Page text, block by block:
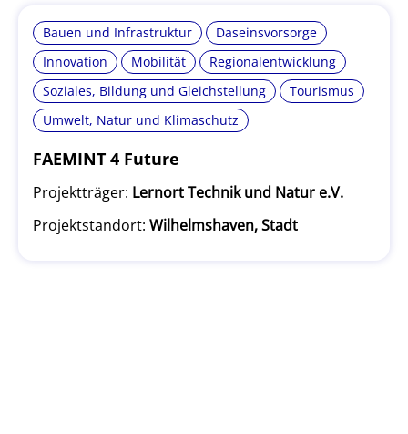
Bauen und Infrastruktur
Daseinsvorsorge
Innovation
Mobilität
Regionalentwicklung
Soziales, Bildung und Gleichstellung
Tourismus
Umwelt, Natur und Klimaschutz
FAEMINT 4 Future
Projektträger: Lernort Technik und Natur e.V.
Projektstandort: Wilhelmshaven, Stadt